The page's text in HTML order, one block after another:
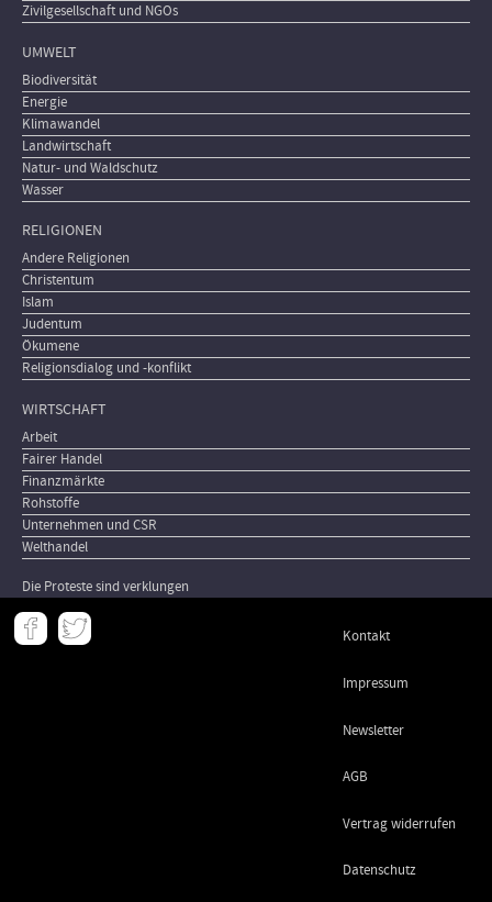
Zivilgesellschaft und NGOs
UMWELT
Biodiversität
Energie
Klimawandel
Landwirtschaft
Natur- und Waldschutz
Wasser
RELIGIONEN
Andere Religionen
Christentum
Islam
Judentum
Ökumene
Religionsdialog und -konflikt
WIRTSCHAFT
Arbeit
Fairer Handel
Finanzmärkte
Rohstoffe
Unternehmen und CSR
Welthandel
Die Proteste sind verklungen
Meta
- Kontakt
Impressum
Newsletter
AGB
Vertrag widerrufen
Datenschutz